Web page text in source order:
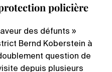
policière
des défunts »
Bernd Koberstein à
question de
depuis plusieurs